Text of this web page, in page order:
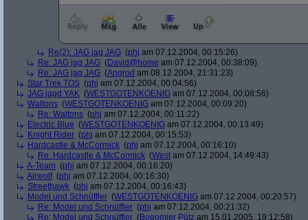
Re(2): JAG jag JAG (phj am 07.12.2004, 00:15:26)
Re: JAG jag JAG (David@home am 07.12.2004, 00:38:09)
Re: JAG jag JAG (Angrod am 08.12.2004, 21:31:23)
Star Trek TOS (phj am 07.12.2004, 00:04:56)
JAG jagd YAK (WESTGOTENKOENIG am 07.12.2004, 00:08:56)
Waltons (WESTGOTENKOENIG am 07.12.2004, 00:09:20)
Re: Waltons (phj am 07.12.2004, 00:11:22)
Electric Blue (WESTGOTENKOENIG am 07.12.2004, 00:13:49)
Knight Rider (phj am 07.12.2004, 00:15:53)
Hardcastle & McCormick (phj am 07.12.2004, 00:16:10)
Re: Hardcastle & McCormick (West am 07.12.2004, 14:49:43)
A-Team (phj am 07.12.2004, 00:16:20)
Airwolf(phj am 07.12.2004, 00:16:30)
Streethawk (phj am 07.12.2004, 00:16:43)
Model und Schnüffler (WESTGOTENKOENIG am 07.12.2004, 00:20:57)
Re: Model und Schnüffler (phj am 07.12.2004, 00:21:32)
Re: Model und Schnüffler (Bogomier Pütz am 15.01.2005, 19:12:58)